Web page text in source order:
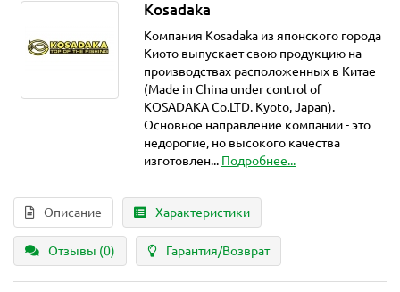
Kosadaka
Компания Kosadaka из японского города
Киото выпускает свою продукцию на
производствах расположенных в Китае
(Made in China under control of
KOSADAKA Co.LTD. Kyoto, Japan).
Основное направление компании - это
недорогие, но высокого качества
изготовлен... Подробнее...
Описание Характеристики
Отзывы (0) Гарантия/Возврат